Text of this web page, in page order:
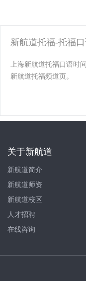
新航道托福-托福
上海新航道托福口语时
新航道托福频道页。
关于新航道
新航道简介
新航道师资
新航道校区
人才招聘
在线咨询